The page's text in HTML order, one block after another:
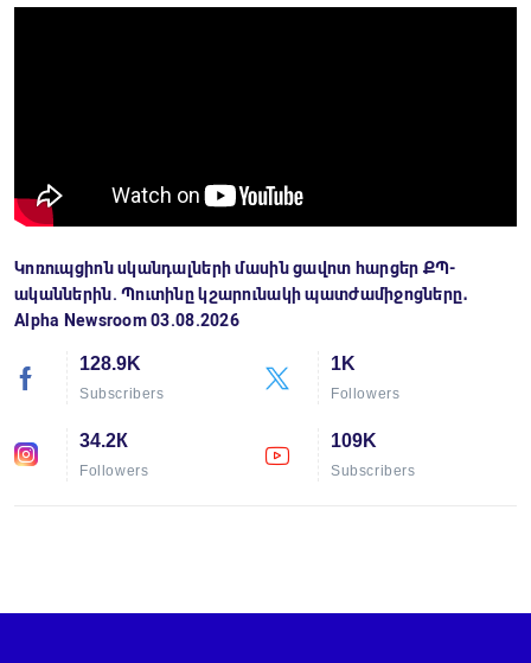
Կոռուպցիոն սկանդալների մասին ցավոտ հարցեր ՔՊ-
ականներին. Պուտինը կշարունակի պատժամիջոցները․
Alpha Newsroom 03.08.2026
128.9K
Subscribers
1K
Followers
34.2К
Followers
109K
Subscribers